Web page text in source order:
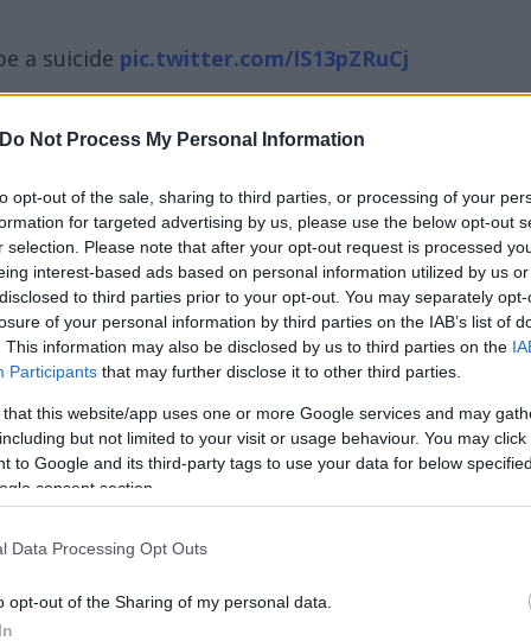
Do Not Process My Personal Information
opt-out of the sale, sharing to third parties, or processing of your
for targeted advertising by us, please use the below opt-out
selection. Please note that after your opt-out request is processed
interest-based ads based on personal information utilized by us
to third parties prior to your opt-out. You may separately
of your personal information by third parties on the IAB’s list of
This information may also be disclosed by us to third parties on the
Participants that may further disclose it to other third parties.
that this website/app uses one or more Google services and may
but not limited to your visit or usage behaviour. You may
to Google and its third-party tags to use your data for below
consent section.
Data Processing Opt Outs
opt-out of the Sharing of my personal data.
a suicide pic.twitter.com/IS13pZRuCj
Larsen, βρίσκονται υπό διερεύνηση από τις
του Υπουργείου Δικαιοσύνης των ΗΠΑ.
θάνατο του γιου τους εν μέρει στην έντονη
για «μήνες δημόσιας έκθεσης» που επηρέασαν